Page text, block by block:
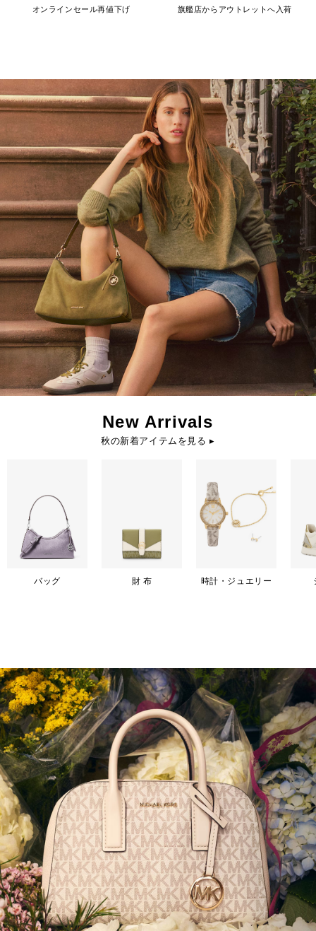
オンラインセール再値下げ 旗艦店からアウトレットへ入荷
New Arrivals
秋の新着アイテムを見る ▸
バッグ 財 布 時計・ジュエリー